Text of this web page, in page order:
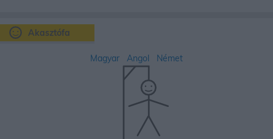
Akasztófa
Magyar Angol Német